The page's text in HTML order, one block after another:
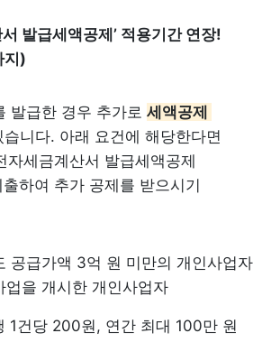
발급세액공제’ 적용기간 연장!
지)
발급한 경우 추가로 세액공제
니다. 아래 요건에 해당한다면
자세금계산서 발급세액공제
하여 추가 공제를 받으시기
공급가액 3억 원 미만의 개인사업자
업을 개시한 개인사업자
1건당 200원, 연간 최대 100만 원